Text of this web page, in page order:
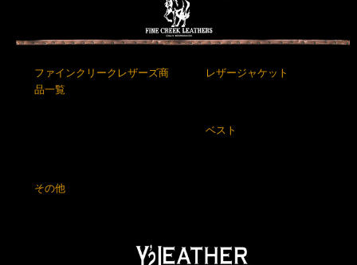
ファインクリークレザーズ商
品一覧
レザージャケット
ベスト
その他